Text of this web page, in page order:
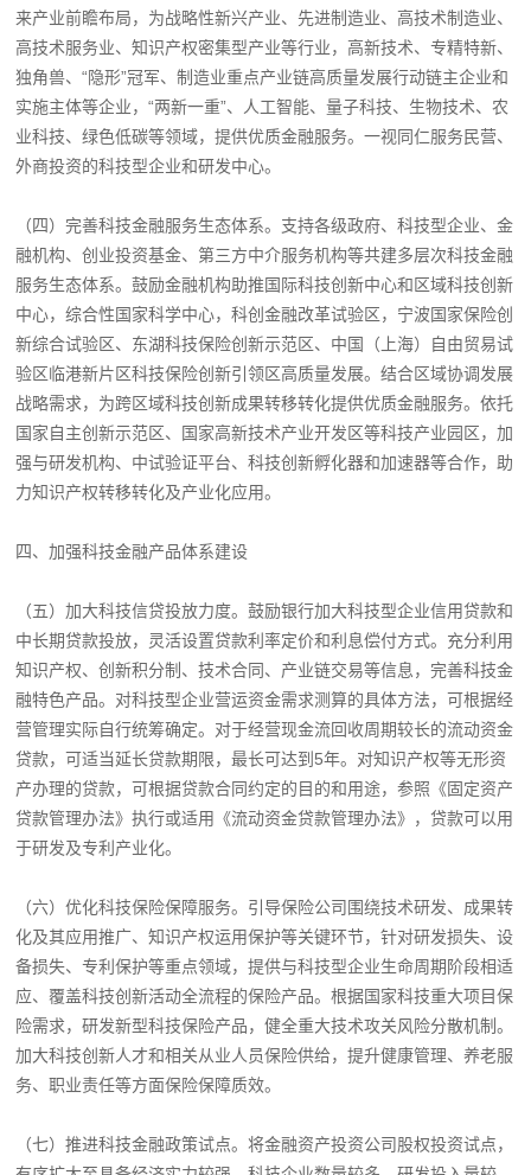
来产业前瞻布局，为战略性新兴产业、先进制造业、高技术制造业、
高技术服务业、知识产权密集型产业等行业，高新技术、专精特新、
独角兽、“隐形”冠军、制造业重点产业链高质量发展行动链主企业和
实施主体等企业，“两新一重”、人工智能、量子科技、生物技术、农
业科技、绿色低碳等领域，提供优质金融服务。一视同仁服务民营、
外商投资的科技型企业和研发中心。
（四）完善科技金融服务生态体系。支持各级政府、科技型企业、金
融机构、创业投资基金、第三方中介服务机构等共建多层次科技金融
服务生态体系。鼓励金融机构助推国际科技创新中心和区域科技创新
中心，综合性国家科学中心，科创金融改革试验区，宁波国家保险创
新综合试验区、东湖科技保险创新示范区、中国（上海）自由贸易试
验区临港新片区科技保险创新引领区高质量发展。结合区域协调发展
战略需求，为跨区域科技创新成果转移转化提供优质金融服务。依托
国家自主创新示范区、国家高新技术产业开发区等科技产业园区，加
强与研发机构、中试验证平台、科技创新孵化器和加速器等合作，助
力知识产权转移转化及产业化应用。
四、加强科技金融产品体系建设
（五）加大科技信贷投放力度。鼓励银行加大科技型企业信用贷款和
中长期贷款投放，灵活设置贷款利率定价和利息偿付方式。充分利用
知识产权、创新积分制、技术合同、产业链交易等信息，完善科技金
融特色产品。对科技型企业营运资金需求测算的具体方法，可根据经
营管理实际自行统筹确定。对于经营现金流回收周期较长的流动资金
贷款，可适当延长贷款期限，最长可达到5年。对知识产权等无形资
产办理的贷款，可根据贷款合同约定的目的和用途，参照《固定资产
贷款管理办法》执行或适用《流动资金贷款管理办法》，贷款可以用
于研发及专利产业化。
（六）优化科技保险保障服务。引导保险公司围绕技术研发、成果转
化及其应用推广、知识产权运用保护等关键环节，针对研发损失、设
备损失、专利保护等重点领域，提供与科技型企业生命周期阶段相适
应、覆盖科技创新活动全流程的保险产品。根据国家科技重大项目保
险需求，研发新型科技保险产品，健全重大技术攻关风险分散机制。
加大科技创新人才和相关从业人员保险供给，提升健康管理、养老服
务、职业责任等方面保险保障质效。
（七）推进科技金融政策试点。将金融资产投资公司股权投资试点，